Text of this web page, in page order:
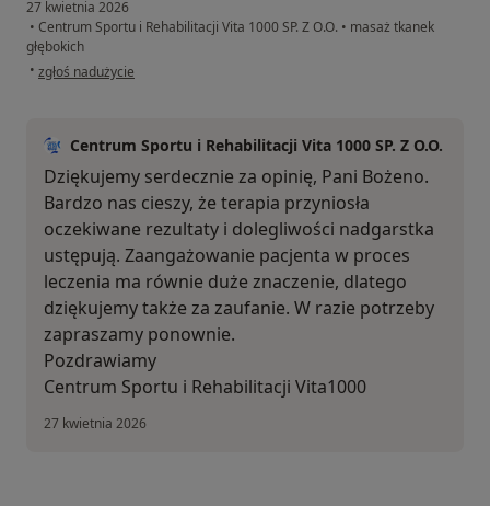
27 kwietnia 2026
• Centrum Sportu i Rehabilitacji Vita 1000 SP. Z O.O. • masaż tkanek
głębokich
• w opinii użytkownika Bożena
zgłoś nadużycie
Centrum Sportu i Rehabilitacji Vita 1000 SP. Z O.O.
Dziękujemy serdecznie za opinię, Pani Bożeno.
Bardzo nas cieszy, że terapia przyniosła
oczekiwane rezultaty i dolegliwości nadgarstka
ustępują. Zaangażowanie pacjenta w proces
leczenia ma równie duże znaczenie, dlatego
dziękujemy także za zaufanie. W razie potrzeby
zapraszamy ponownie.
Pozdrawiamy
Centrum Sportu i Rehabilitacji Vita1000
27 kwietnia 2026